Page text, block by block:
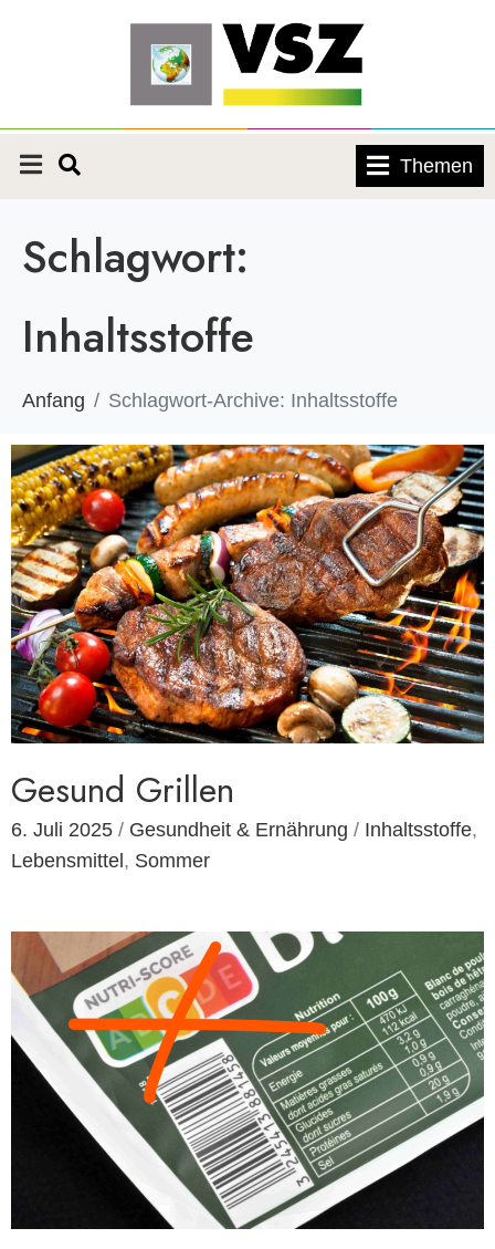
Themen
Schlagwort:
Inhaltsstoffe
Anfang Schlagwort-Archive: Inhaltsstoffe
Gesund Grillen
6. Juli 2025 / Gesundheit & Ernährung / Inhaltsstoffe,
Lebensmittel, Sommer